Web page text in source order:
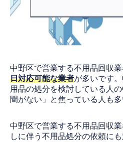
中野区で営業する不用品回収業
日対応可能な業者が多いです
用品の処分を検討している人
間がない」と焦っている人も多
中野区で営業する不用品回収
しに伴う不用品処分の依頼に